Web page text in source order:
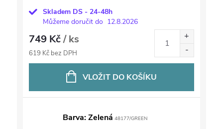
Skladem DS - 24-48h
Můžeme doručit do 12.8.2026
749 Kč/ ks
619 Kč bez DPH
VLOŽIT DO KOŠÍKU
Barva: Zelená 48177/GREEN